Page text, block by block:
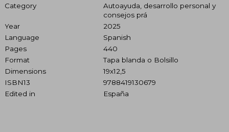
Category
Autoayuda, desarrollo personal y
consejos prá
Year
2025
Language
Spanish
Pages
440
Format
Tapa blanda o Bolsillo
Dimensions
19x12,5
ISBN13
9788419130679
Edited in
España